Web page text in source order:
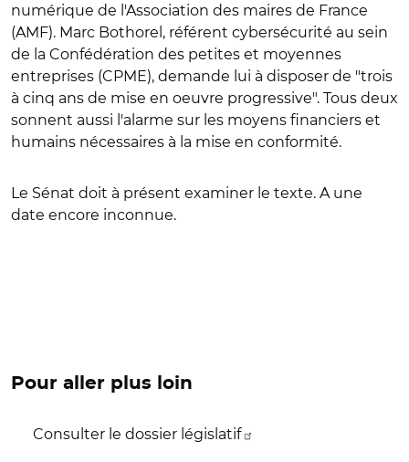
numérique de l'Association des maires de France
(AMF). Marc Bothorel, référent cybersécurité au sein
de la Confédération des petites et moyennes
entreprises (CPME), demande lui à disposer de "trois
à cinq ans de mise en oeuvre progressive". Tous deux
sonnent aussi l'alarme sur les moyens financiers et
humains nécessaires à la mise en conformité.
Le Sénat doit à présent examiner le texte. A une
date encore inconnue.
Pour aller plus loin
Consulter le dossier législatif